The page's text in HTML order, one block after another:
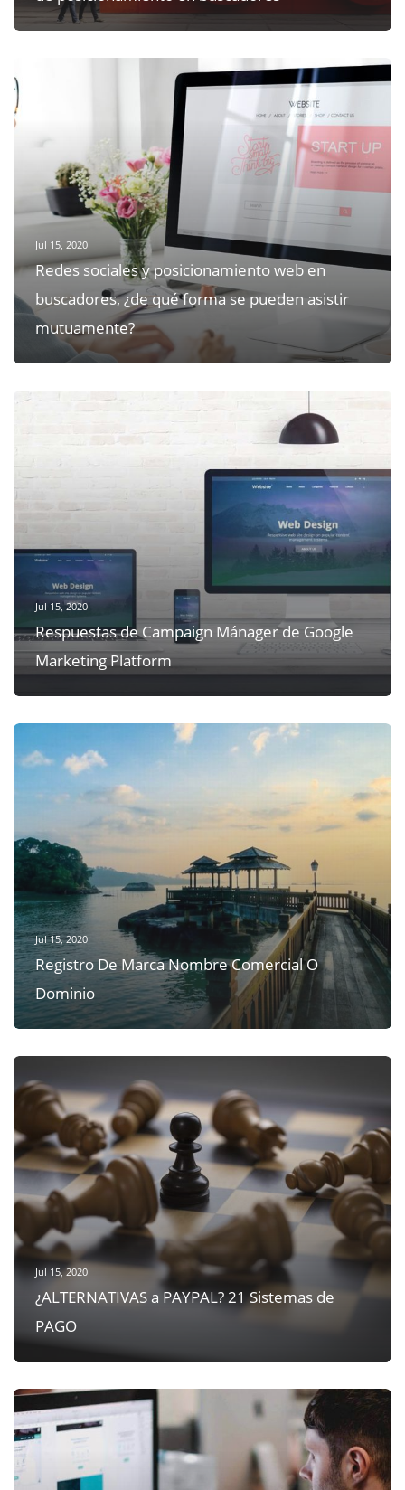
Jul 15, 2020
Redes sociales y posicionamiento web en
buscadores, ¿de qué forma se pueden asistir
mutuamente?
Jul 15, 2020
Respuestas de Campaign Mánager de Google
Marketing Platform
Jul 15, 2020
Registro De Marca Nombre Comercial O
Dominio
Jul 15, 2020
¿ALTERNATIVAS a PAYPAL? 21 Sistemas de
PAGO